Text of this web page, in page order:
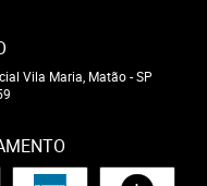
Vila Maria, Matão-SP